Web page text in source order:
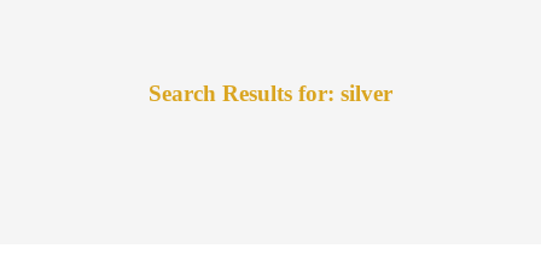
Search Results for: silver